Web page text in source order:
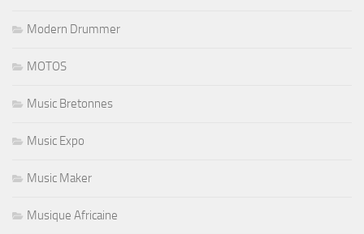
Modern Drummer
MOTOS
Music Bretonnes
Music Expo
Music Maker
Musique Africaine